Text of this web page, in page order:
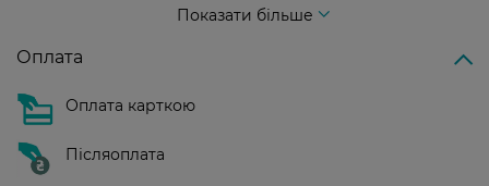
Показати більше
Оплата
Оплата карткою
Післяоплата